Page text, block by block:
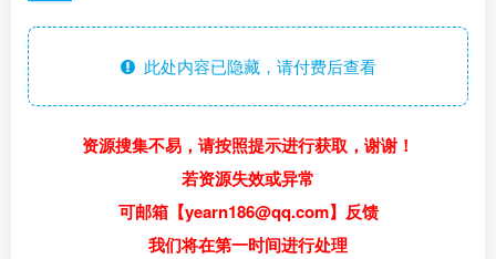
此处内容已隐藏，请付费后查看
资源搜集不易，请按照提示进行获取，谢谢！
若资源失效或异常
可邮箱【yearn186@qq.com】反馈
我们将在第一时间进行处理